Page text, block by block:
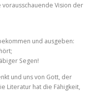
Vision der
und ausgeben:
Segen!
und uns von Gott, der
Literatur hat die Fähigkeit,